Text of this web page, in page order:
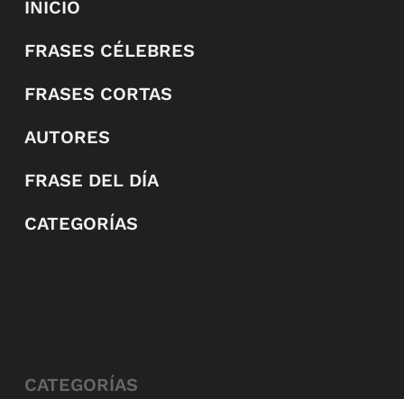
INICIO
FRASES CÉLEBRES
FRASES CORTAS
AUTORES
FRASE DEL DÍA
CATEGORÍAS
CATEGORÍAS